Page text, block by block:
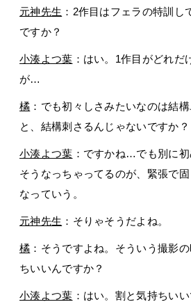
元神先生 ：2作目はフェラの特訓し
ですか？
小湊よつ葉 ：はい。1作目がどれだ
が…
橘 ：でも初々しさみたいなのは結
と、結構刺さるんじゃないですか？
小湊よつ葉 ：ですかね…でも別に初
そうなっちゃってるのが、緊張で
なっていう。
元神先生 ：そりゃそうだよね。
橘 ：そうですよね。そういう撮影
ちいいんですか？
小湊よつ葉 ：はい。割と気持ちいい